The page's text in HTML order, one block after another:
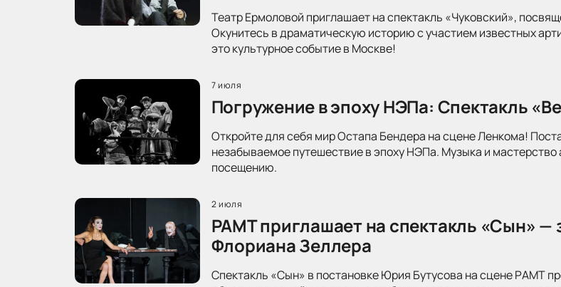
Театр Ермоловой приглашает на спектакль «Чуковский»,
Окунитесь в драматическую историю с участием известных
это культурное событие в Москве!
7 июля
Погружение в эпоху НЭПа: Спектакль
Откройте для себя мир Остапа Бендера на сцене Ленкома!
незабываемое путешествие в эпоху НЭПа. Музыка и
посещению.
2 июля
РАМТ приглашает на спектакль «Сын» —
Флориана Зеллера
Спектакль «Сын» в постановке Юрия Бутусова на сцене РАМТ